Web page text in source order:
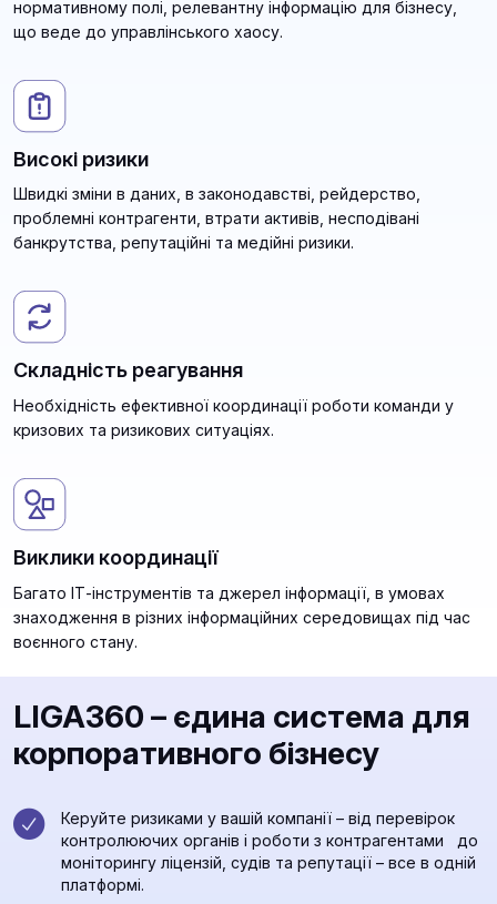
нормативному полі, релевантну інформацію для бізнесу,
що веде до управлінського хаосу.
Високі ризики
Швидкі зміни в даних, в законодавстві, рейдерство,
проблемні контрагенти, втрати активів, несподівані
банкрутства, репутаційні та медійні ризики.
Складність реагування
Необхідність ефективної координації роботи команди у
кризових та ризикових ситуаціях.
Виклики координації
Багато ІТ-інструментів та джерел інформації, в умовах
знаходження в різних інформаційних середовищах під час
воєнного стану.
LIGA360 – єдина система для
корпоративного бізнесу
Керуйте ризиками у вашій компанії – від перевірок
контролюючих органів і роботи з контрагентами до
моніторингу ліцензій, судів та репутації – все в одній
платформі.